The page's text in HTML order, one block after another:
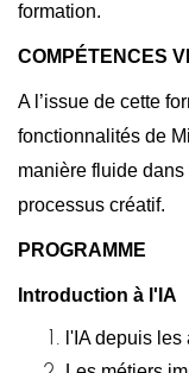
formation.
COMPÉTENCES
A l’issue de cette
fonctionnalités de
manière fluide
processus créatif.
PROGRAMME
Introduction à l'IA
l'IA depuis